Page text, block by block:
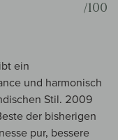
/100
ein
und harmonisch
Stil. 2009
der bisherigen
pur, bessere